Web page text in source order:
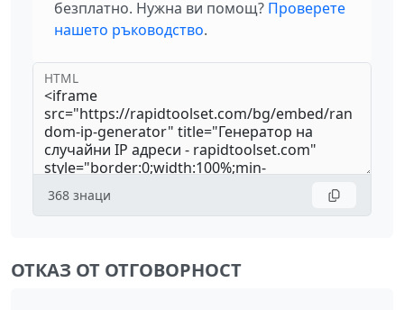
безплатно. Нужна ви помощ? Проверете
нашето ръководство.
HTML
368 знаци
ОТКАЗ ОТ ОТГОВОРНОСТ